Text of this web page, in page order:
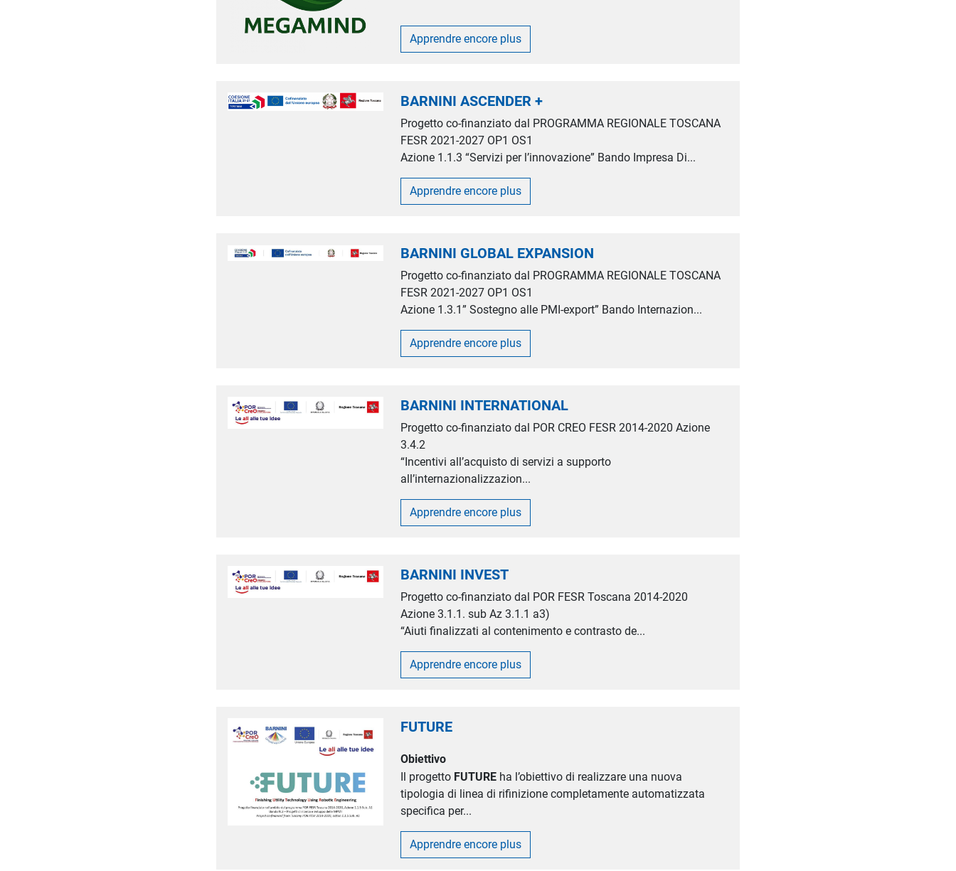
Apprendre encore plus
BARNINI ASCENDER +
Progetto co-finanziato dal PROGRAMMA REGIONALE TOSCANA
FESR 2021-2027 OP1 OS1
Azione 1.1.3 “Servizi per l’innovazione” Bando Impresa Di...
Apprendre encore plus
BARNINI GLOBAL EXPANSION
Progetto co-finanziato dal PROGRAMMA REGIONALE TOSCANA
FESR 2021-2027 OP1 OS1
Azione 1.3.1” Sostegno alle PMI-export” Bando Internazion...
Apprendre encore plus
BARNINI INTERNATIONAL
Progetto co-finanziato dal POR CREO FESR 2014-2020 Azione
3.4.2
“Incentivi all’acquisto di servizi a supporto
all’internazionalizzazion...
Apprendre encore plus
BARNINI INVEST
Progetto co-finanziato dal POR FESR Toscana 2014-2020
Azione 3.1.1. sub Az 3.1.1 a3)
“Aiuti finalizzati al contenimento e contrasto de...
Apprendre encore plus
FUTURE
Obiettivo
Il progetto FUTUREha l’obiettivo di realizzare una nuova
tipologia di linea di rifinizione completamente automatizzata
specifica per...
Apprendre encore plus